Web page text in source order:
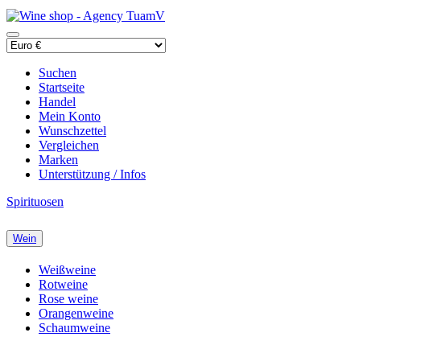
Suchen
Startseite
Handel
Mein Konto
Wunschzettel
Vergleichen
Marken
Unterstützung / Infos
Spirituosen
Wein
Weißweine
Rotweine
Rose weine
Orangenweine
Schaumweine